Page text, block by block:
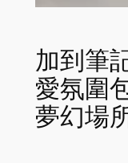
加到筆
愛氛圍
夢幻場